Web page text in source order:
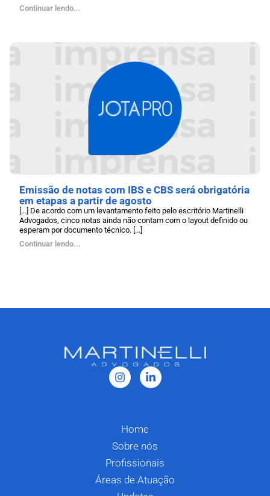
Continuar lendo...
Emissão de notas com IBS e CBS será obrigatória
em etapas a partir de agosto
[…] De acordo com um levantamento feito pelo escritório Martinelli
Advogados, cinco notas ainda não contam com o layout definido ou
esperam por documento técnico. [...]
Continuar lendo...
Home
Sobre nós
Profissionais
Áreas de Atuação